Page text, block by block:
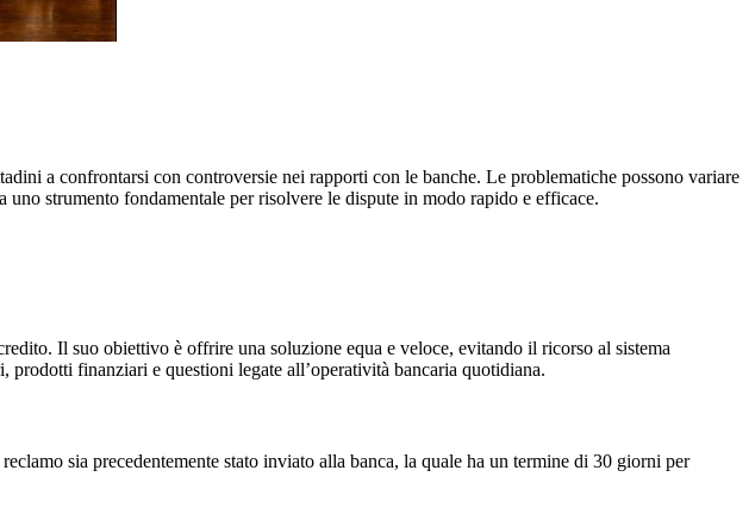
a confrontarsi con controversie nei rapporti con le banche. Le problematiche possono variare
strumento fondamentale per risolvere le dispute in modo rapido e efficace.
Il suo obiettivo è offrire una soluzione equa e veloce, evitando il ricorso al sistema
finanziari e questioni legate all’operatività bancaria quotidiana.
sia precedentemente stato inviato alla banca, la quale ha un termine di 30 giorni per